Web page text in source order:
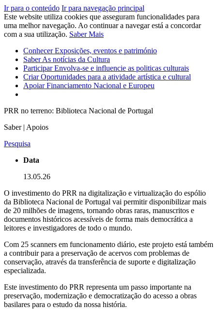
Ir para o conteúdo Ir para navegação principal
Este website utiliza cookies que asseguram funcionalidades para
uma melhor navegação. Ao continuar a navegar está a concordar
com a sua utilização. Saber Mais
ConhecerExposições, eventos e património
SaberAs notícias da Cultura
ParticiparEnvolva-se e influencie as politicas culturais
CriarOportunidades para a atividade artística e cultural
ApoiarFinanciamento Nacional e Europeu
PRR no terreno: Biblioteca Nacional de Portugal
Saber | Apoios
Pesquisa
Data
13.05.26
O investimento do PRR na digitalização e virtualização do espólio
da Biblioteca Nacional de Portugal vai permitir disponibilizar mais
de 20 milhões de imagens, tornando obras raras, manuscritos e
documentos históricos acessíveis de forma mais democrática a
leitores e investigadores de todo o mundo.
Com 25 scanners em funcionamento diário, este projeto está também
a contribuir para a preservação de acervos com problemas de
conservação, através da transferência de suporte e digitalização
especializada.
Este investimento do PRR representa um passo importante na
preservação, modernização e democratização do acesso a obras
basilares para o estudo da nossa história.